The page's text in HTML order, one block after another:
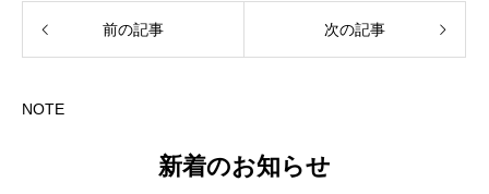
前の記事 次の記事
NOTE
新着のお知らせ